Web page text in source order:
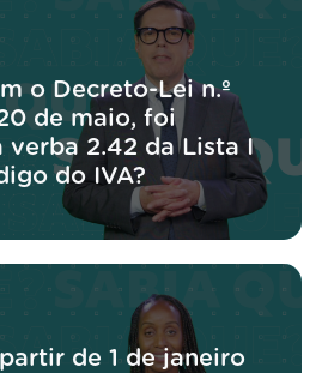
o Decreto-Lei n.º
de maio, foi
verba 2.42 da Lista I
do IVA?
de 1 de janeiro